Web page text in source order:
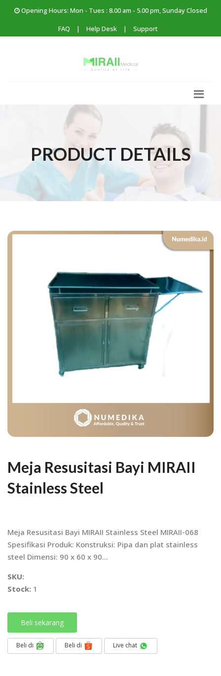
Opening Hours: Mon - Tues : 8.00 am - 5.00 pm, Sunday Closed
FAQ | Help Desk | Support
PRODUCT DETAILS
Meja Resusitasi Bayi MIRAII
Stainless Steel
Meja Resusitasi Bayi MIRAII Stainless Steel MIRAII-068
Spesifikasi Produk: Konstruksi: Pipa dan plat stainless
steel Dimensi: 90 x 60 x 90...
SKU:
Stock: 1
Beli sekarang
Beli di Beli di Live chat